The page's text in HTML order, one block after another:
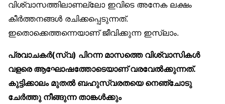
വിശ്വാസത്തിലാണല്ലോ ഇവിടെ അനേക ലക്ഷം
കീർത്തനങ്ങൾ രചിക്കപ്പെടുന്നത്.
ഇതൊക്കെത്തന്നെയാണ് ജീവിക്കുന്ന ഇസ്‌ലാം.
പ്രവാചകർ(സ്വ) പിറന്ന മാസത്തെ വിശ്വാസികൾ
വളരെ ആഘോഷത്തോടെയാണ് വരവേൽക്കുന്നത്.
കുട്ടിക്കാലം മുതൽ ബഹുസ്വരതയെ നെഞ്ചോടു
ചേർത്തു നീങ്ങുന്ന താങ്കൾക്കും